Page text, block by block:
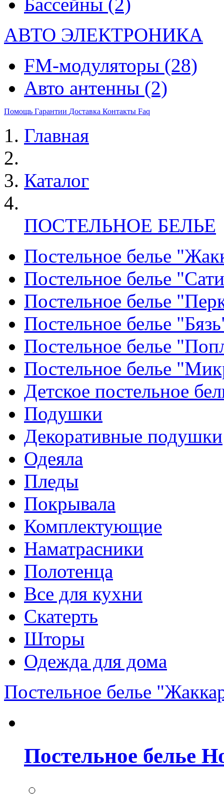
АВТО ЭЛЕКТРОНИКА
FM-модуляторы (28)
Авто антенны (2)
Помощь Гарантии Доставка Контакты Faq
Главная
Каталог
ПОСТЕЛЬНОЕ БЕЛЬЕ
Постельное белье
Постельное белье
Постельное белье
Постельное белье
Постельное белье
Постельное белье
Детское постельное
Подушки
Декоративные подушки
Одеяла
Пледы
Покрывала
Комплектующие
Наматрасники
Полотенца
Все для кухни
Скатерть
Шторы
Одежда для дома
Постельное белье
Постельное белье